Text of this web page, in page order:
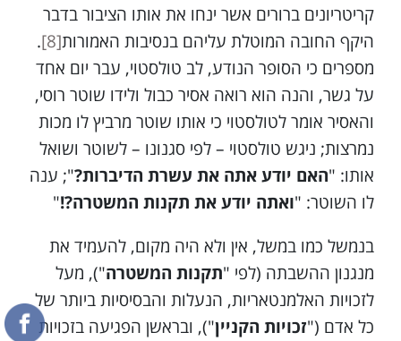
קריטריונים ברורים אשר ינחו את אותו הציבור בדבר
היקף החובה המוטלת עליהם בנסיבות האמורות[8]
.
מספרים כי הסופר הנודע, לב טולסטוי, עבר יום אחד
על גשר, והנה הוא רואה אסיר כבול ולידו שוטר רוסי,
והאסיר אומר לטולסטוי כי אותו שוטר מרביץ לו מכות
נמרצות; ניגש טולסטוי – לפי סגנונו – לשוטר ושואל
אותו: "האם יודע אתה את עשרת הדיברות?"; ענה
לו השוטר: "ואתה יודע את תקנות המשטרה?!"
בנמשל כמו במשל, אין ולא היה מקום, להעמיד את
מנגנון ההשבתה (לפי "תקנות המשטרה"), מעל
לזכויות האלמנטאריות, הנעלות והבסיסיות ביותר של
כל אדם ("זכויות הקניין"), ובראשן הפגיעה בזכויות